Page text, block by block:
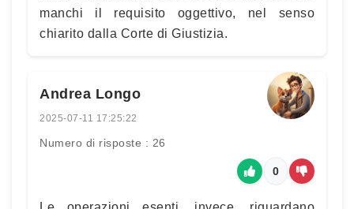
manchi il requisito oggettivo, nel senso
chiarito dalla Corte di Giustizia.
Andrea Longo
2025-07-11 17:25:22
Numero di risposte : 26
0